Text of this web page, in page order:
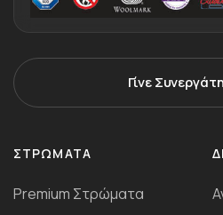
Γίνε
ΣΤΡΏΜΑΤΑ
Premium Στρώματα